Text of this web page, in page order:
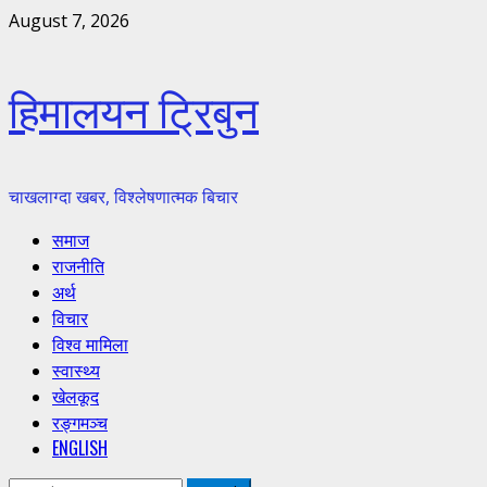
Skip
August 7, 2026
हिमालयन ट्रिबुन
चाखलाग्दा खबर, विश्लेषणात्मक बिचार
Primary
Menu
समाज
राजनीति
अर्थ
विचार
विश्व मामिला
स्वास्थ्य
खेलकूद
रङ्गमञ्च
ENGLISH